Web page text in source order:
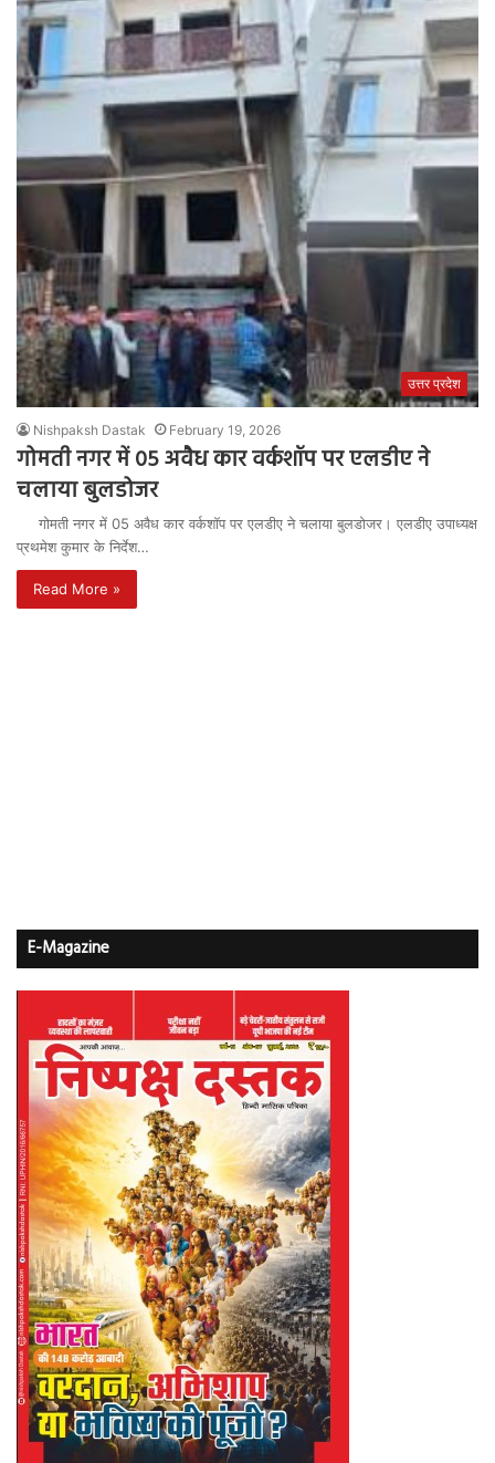
उत्तर प्रदेश
Nishpaksh Dastak February 19, 2026
गोमती नगर में 05 अवैध कार वर्कशॉप पर एलडीए ने
चलाया बुलडोजर
गोमती नगर में 05 अवैध कार वर्कशॉप पर एलडीए ने चलाया बुलडोजर। एलडीए उपाध्यक्ष
प्रथमेश कुमार के निर्देश…
Read More »
E-Magazine